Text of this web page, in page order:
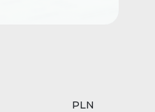
PLN